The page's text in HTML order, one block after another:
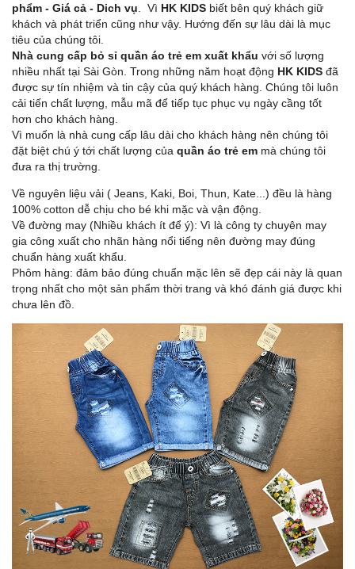
phẩm - Giá cả - Dich vụ. Vì HK KIDS biết bên quý khách giữ
khách và phát triển cũng như vậy. Hướng đến sự lâu dài là mục
tiêu của chúng tôi.
Nhà cung cấp bỏ sỉ quần áo trẻ em xuất khẩu với số lượng
nhiều nhất tại Sài Gòn. Trong những năm hoạt động HK KIDS đã
được sự tín nhiệm và tin cậy của quý khách hàng. Chúng tôi luôn
cải tiến chất lượng, mẫu mã để tiếp tục phục vụ ngày cầng tốt
hơn cho khách hàng.
Vì muốn là nhà cung cấp lâu dài cho khách hàng nên chúng tôi
đặt biệt chú ý tới chất lượng của quần áo trẻ em mà chúng tôi
đưa ra thị trường.
Về nguyên liệu vải ( Jeans, Kaki, Boi, Thun, Kate...) đều là hàng
100% cotton dễ chịu cho bé khi mặc và vận động.
Về đường may (Nhiều khách ít để ý): Vì là công ty chuyên may
gia công xuất cho nhãn hàng nổi tiếng nên đường may đúng
chuẩn hàng xuất khẩu.
Phôm hàng: đảm bảo đúng chuẩn mặc lên sẽ đẹp cái này là quan
trọng nhất cho một sản phẩm thời trang và khó đánh giá được khi
chưa lên đồ.